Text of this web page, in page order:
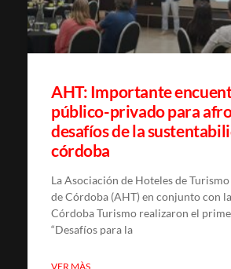
AHT: Importante
público-privado para
desafíos de la
córdoba
La Asociación de Hoteles de
de Córdoba (AHT) en conjunto con
Córdoba Turismo realizaron el
“Desafíos para la
VER MÀS